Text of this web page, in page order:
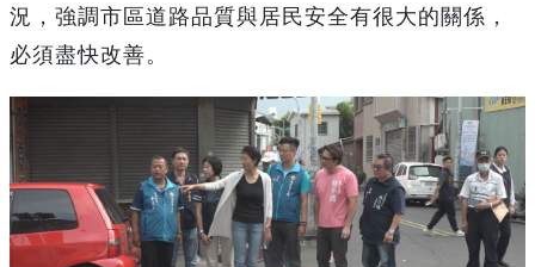
況，強調市區道路品質與居民安全有很大的關係，
必須盡快改善。